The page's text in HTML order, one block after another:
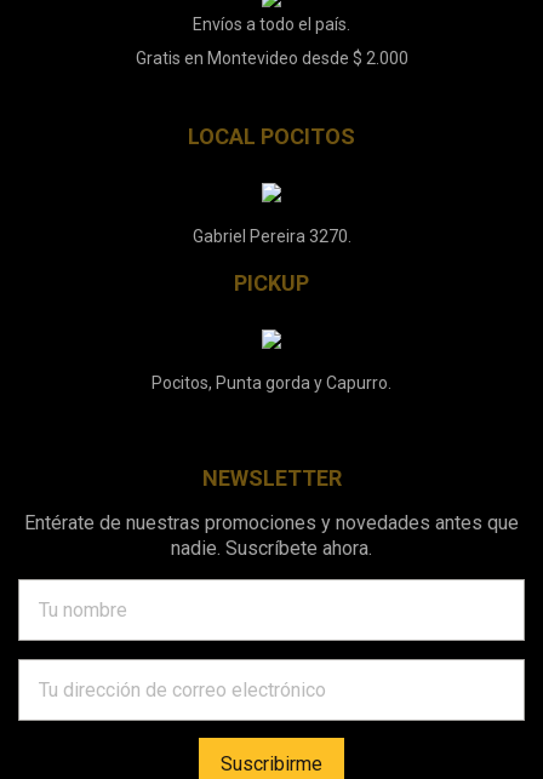
Envíos a todo el país.
Gratis en Montevideo desde $ 2.000
LOCAL POCITOS
Gabriel Pereira 3270.
PICKUP
Pocitos, Punta gorda y Capurro.
NEWSLETTER
Entérate de nuestras promociones y novedades antes que
nadie. Suscríbete ahora.